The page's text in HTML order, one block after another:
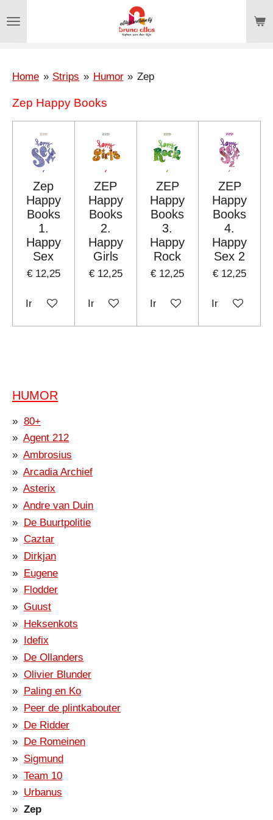
direct
hoofdinhoud
Home » Strips » Humor » Zep
Zep Happy Books
Zep
Happy
Books
1.
Happy
Sex
€ 12,25
In winkelwagen
ZEP
Happy
Books
2.
Happy
Girls
€ 12,25
In winkelwagen
ZEP
Happy
Books
3.
Happy
Rock
€ 12,25
In winkelwagen
ZEP
Happy
Books
4.
Happy
Sex 2
€ 12,25
In
HUMOR
80+
Agent 212
Ambrosius
Arcadia Archief
Asterix
Andre van Duin
De Buurtpolitie
Caztar
Dirkjan
Eugene
Flodder
Guust
Heksenkots
Idefix
De Ollanders
Olivier Blunder
Paling en Ko
Peer de plintkabouter
De Ridder
De Romeinen
Sigmund
Team 10
Urbanus
Zep